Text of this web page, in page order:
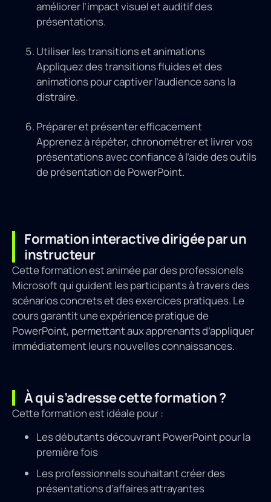
améliorer l’impact visuel et auditif des
présentations.
Utiliser les transitions et animations
Appliquez des transitions fluides et des
animations pour captiver l’audience sans la
distraire.
Préparer et présenter efficacement
Apprenez à répéter, chronométrer et livrer vos
présentations avec confiance à l’aide des outils
de présentation de PowerPoint.
Formation interactive dirigée par un
instructeur
Cette formation est animée par des professionels
Microsoft qui guident les participants à travers des
scénarios concrets et des exercices pratiques. Le
cours garantit une expérience pratique de
PowerPoint, permettant aux apprenants d’appliquer
immédiatement leurs nouvelles connaissances.
À qui s’adresse cette formation ?
Cette formation est idéale pour :
Les débutants découvrant PowerPoint pour la
première fois
Les professionnels souhaitant créer des
présentations d’affaires attrayantes